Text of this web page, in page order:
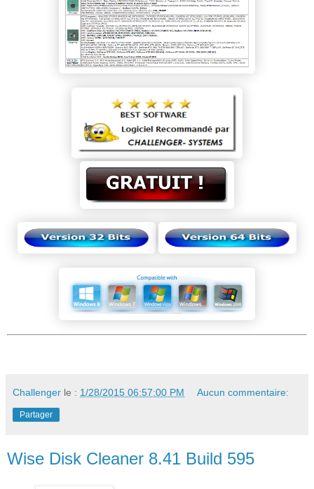
Challenger le : 1/28/2015 06:57:00 PM Aucun commentaire:
Partager
Wise Disk Cleaner 8.41 Build 595